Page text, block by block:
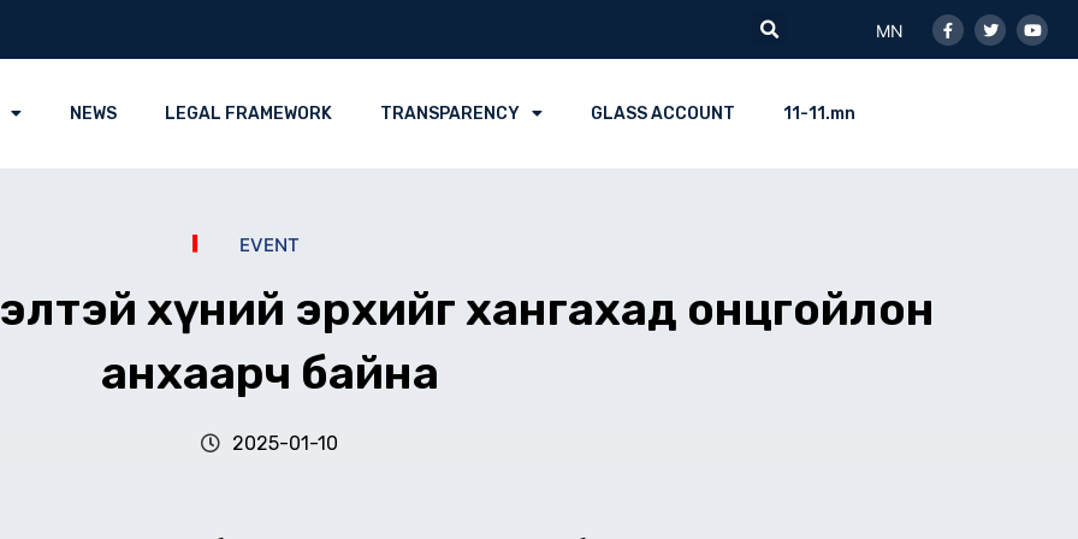
Search
MN
f
NEWS LEGAL FRAMEWORK TRANSPARENCY GLASS ACCOUNT 11-11.mn
EVENT
хүний эрхийг хангахад онцгойлон
анхаарч байна
2025-01-10